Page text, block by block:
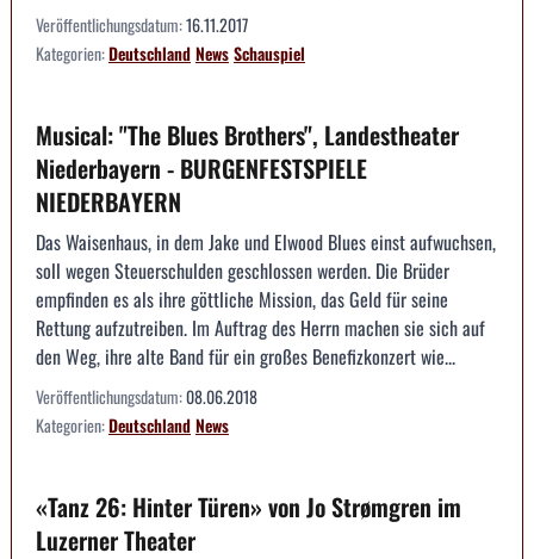
Veröffentlichungsdatum:16.11.2017
Kategorien:DeutschlandNewsSchauspiel
Musical: "The Blues Brothers", Landestheater
Niederbayern - BURGENFESTSPIELE
NIEDERBAYERN
Das Waisenhaus, in dem Jake und Elwood Blues einst aufwuchsen,
soll wegen Steuerschulden geschlossen werden. Die Brüder
empfinden es als ihre göttliche Mission, das Geld für seine
Rettung aufzutreiben. Im Auftrag des Herrn machen sie sich auf
den Weg, ihre alte Band für ein großes Benefizkonzert wie...
Veröffentlichungsdatum:08.06.2018
Kategorien:DeutschlandNews
«Tanz 26: Hinter Türen» von Jo Strømgren im
Luzerner Theater